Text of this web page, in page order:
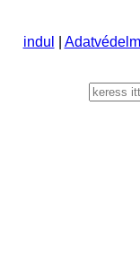
indul